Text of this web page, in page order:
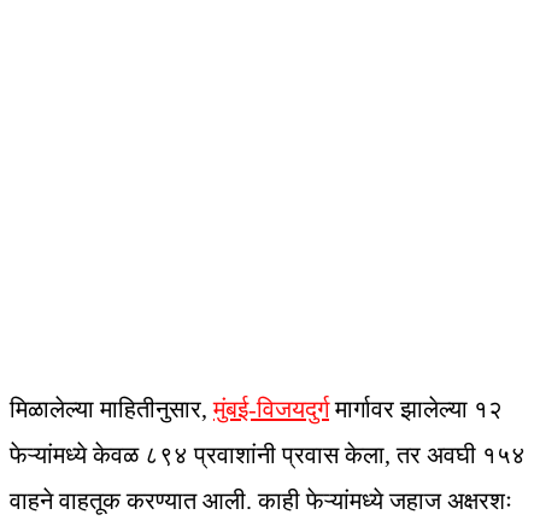
मिळालेल्या माहितीनुसार,मुंबई-विजयदुर्गमार्गावर झालेल्या १२
फेऱ्यांमध्ये केवळ ८९४ प्रवाशांनी प्रवास केला, तर अवघी १५४
वाहने वाहतूक करण्यात आली. काही फेऱ्यांमध्ये जहाज अक्षरशः